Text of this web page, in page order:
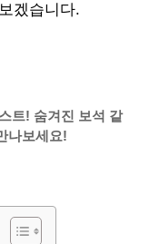
겠습니다.
트! 숨겨진 보석 같
나보세요!